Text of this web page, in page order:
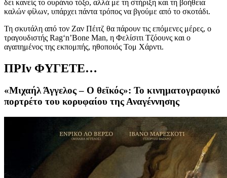
δει κανείς το ουράνιο τόξο, αλλά με τη στήριξη και τη βοήθεια
καλών φίλων, υπάρχει πάντα τρόπος να βγούμε από το σκοτάδι.
Τη σκυτάλη από τον Ζαν Πέιτζ θα πάρουν τις επόμενες μέρες, ο
τραγουδιστής Rag‘n’Bone Man, η Φελίσιτι Τζόουνς και ο
αγαπημένος της εκπομπής, ηθοποιός Τομ Χάρντι.
ΠΡΙν ΦΥΓΕΤΕ…
«Μιχαήλ Άγγελος – Ο θεϊκός»: Το κινηματογραφικό
πορτρέτο του κορυφαίου της Αναγέννησης